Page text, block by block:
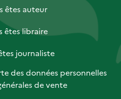
êtes auteur
êtes libraire
journaliste
des données personnelles
de vente